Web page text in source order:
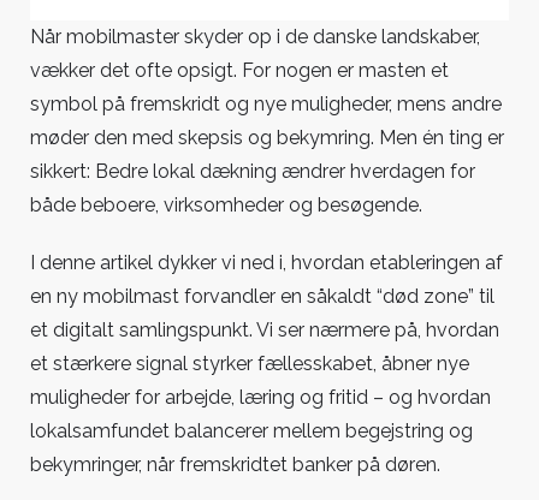
Sådan
ændrer
lokal
dækning
hverdagen
Når mobilmaster skyder op i de danske landskaber,
vækker det ofte opsigt. For nogen er masten et
symbol på fremskridt og nye muligheder, mens andre
møder den med skepsis og bekymring. Men én ting er
sikkert: Bedre lokal dækning ændrer hverdagen for
både beboere, virksomheder og besøgende.
I denne artikel dykker vi ned i, hvordan etableringen af
en ny mobilmast forvandler en såkaldt “død zone” til
et digitalt samlingspunkt. Vi ser nærmere på, hvordan
et stærkere signal styrker fællesskabet, åbner nye
muligheder for arbejde, læring og fritid – og hvordan
lokalsamfundet balancerer mellem begejstring og
bekymringer, når fremskridtet banker på døren.